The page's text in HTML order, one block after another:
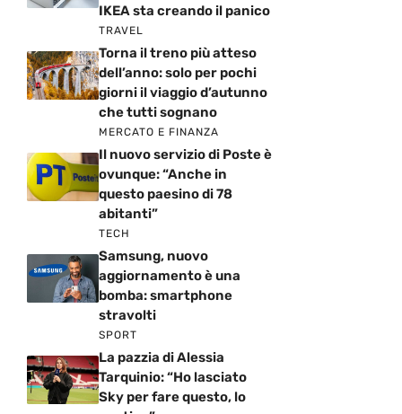
IKEA sta creando il panico
TRAVEL
Torna il treno più atteso
dell’anno: solo per pochi
giorni il viaggio d’autunno
che tutti sognano
MERCATO E FINANZA
Il nuovo servizio di Poste è
ovunque: “Anche in
questo paesino di 78
abitanti”
TECH
Samsung, nuovo
aggiornamento è una
bomba: smartphone
stravolti
SPORT
La pazzia di Alessia
Tarquinio: “Ho lasciato
Sky per fare questo, lo